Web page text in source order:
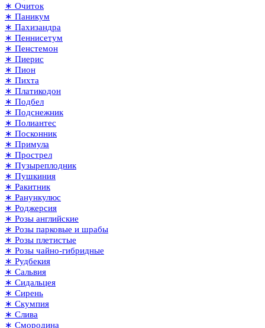
∗ Очиток
∗ Паникум
∗ Пахизандра
∗ Пеннисетум
∗ Пенстемон
∗ Пиерис
∗ Пион
∗ Пихта
∗ Платикодон
∗ Подбел
∗ Подснежник
∗ Полиантес
∗ Посконник
∗ Примула
∗ Прострел
∗ Пузыреплодник
∗ Пушкиния
∗ Ракитник
∗ Ранункулюс
∗ Роджерсия
∗ Розы английские
∗ Розы парковые и шрабы
∗ Розы плетистые
∗ Розы чайно-гибридные
∗ Рудбекия
∗ Сальвия
∗ Сидальцея
∗ Сирень
∗ Скумпия
∗ Слива
∗ Смородина